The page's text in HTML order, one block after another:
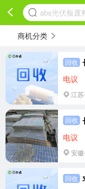
abs光伏板废
商机分类
回收
电议
江
回收
电议
安
回收